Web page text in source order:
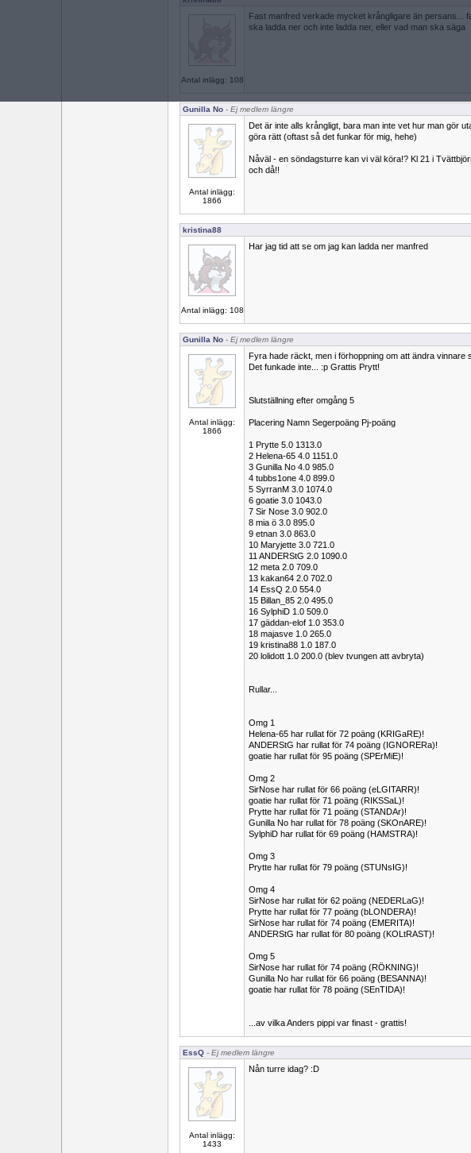
Antal inlägg: 108
Fast manfred verkade mycket krångligare än persans...
ska ladda ner och inte ladda ner, eller vad man ska säga
Gunilla No - Ej medlem längre
Antal inlägg:
1866
Det är inte alls krångligt, bara man inte vet hur man gör
göra rätt (oftast så det funkar för mig, hehe)
Nåväl - en söndagsturre kan vi väl köra!? Kl 21 i
och då!!
kristina88
Antal inlägg: 108
Har jag tid att se om jag kan ladda ner manfred
Gunilla No - Ej medlem längre
Antal inlägg:
1866
Fyra hade räckt, men i förhoppning om att ändra vinnare
Det funkade inte... :p Grattis Prytt!
Slutställning efter omgång 5
Placering Namn Segerpoäng Pj-poäng
1 Prytte 5.0 1313.0
2 Helena-65 4.0 1151.0
3 Gunilla No 4.0 985.0
4 tubbs1one 4.0 899.0
5 SyrranM 3.0 1074.0
6 goatie 3.0 1043.0
7 Sir Nose 3.0 902.0
8 mia ö 3.0 895.0
9 etnan 3.0 863.0
10 Maryjette 3.0 721.0
11 ANDERStG 2.0 1090.0
12 meta 2.0 709.0
13 kakan64 2.0 702.0
14 EssQ 2.0 554.0
15 Billan_85 2.0 495.0
16 SylphiD 1.0 509.0
17 gäddan-elof 1.0 353.0
18 majasve 1.0 265.0
19 kristina88 1.0 187.0
20 lolidott 1.0 200.0 (blev tvungen att avbryta)
Rullar...
Omg 1
Helena-65 har rullat för 72 poäng (KRIGaRE)!
ANDERStG har rullat för 74 poäng (IGNORERa)!
goatie har rullat för 95 poäng (SPErMiE)!
Omg 2
SirNose har rullat för 66 poäng (eLGITARR)!
goatie har rullat för 71 poäng (RIKSSaL)!
Prytte har rullat för 71 poäng (STANDAr)!
Gunilla No har rullat för 78 poäng (SKOnARE)!
SylphiD har rullat för 69 poäng (HAMSTRA)!
Omg 3
Prytte har rullat för 79 poäng (STUNsIG)!
Omg 4
SirNose har rullat för 62 poäng (NEDERLaG)!
Prytte har rullat för 77 poäng (bLONDERA)!
SirNose har rullat för 74 poäng (EMERITA)!
ANDERStG har rullat för 80 poäng (KOLtRAST)!
Omg 5
SirNose har rullat för 74 poäng (RÖKNING)!
Gunilla No har rullat för 66 poäng (BESANNA)!
goatie har rullat för 78 poäng (SEnTIDA)!
...av vilka Anders pippi var finast - grattis!
EssQ - Ej medlem längre
Antal inlägg:
1433
Nån turre idag? :D